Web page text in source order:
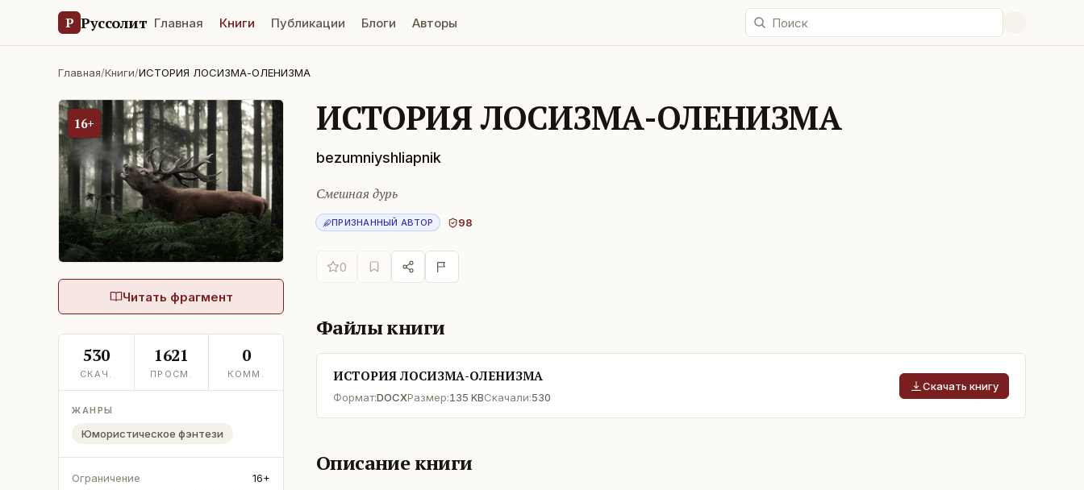
Р Руссолит Главная Книги Публикации Блоги Авторы
Главная/Книги/ИСТОРИЯ ЛОСИЗМА-ОЛЕНИЗМА
16+
Читать фрагмент
530
СКАЧ.
1621
ПРОСМ.
0
КОММ.
ЖАНРЫ
Юмористическое фэнтези
Ограничение
16+
ИСТОРИЯ ЛОСИЗМА-ОЛЕНИЗМА
bezumniyshliapnik
Смешная дурь
ПРИЗНАННЫЙ АВТОР 98
0
Файлы книги
ИСТОРИЯ ЛОСИЗМА-ОЛЕНИЗМА
Формат:DOCXРазмер:135 KBСкачали:530
Скачать книгу
Описание книги